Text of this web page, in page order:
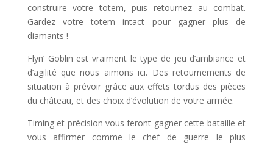
construire votre totem, puis retournez au combat.
Gardez votre totem intact pour gagner plus de
diamants !
Flyn’ Goblin est vraiment le type de jeu d’ambiance et
d’agilité que nous aimons ici. Des retournements de
situation à prévoir grâce aux effets tordus des pièces
du château, et des choix d’évolution de votre armée.
Timing et précision vous feront gagner cette bataille et
vous affirmer comme le chef de guerre le plus